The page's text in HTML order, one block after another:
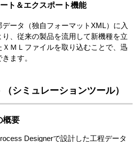
ト＆エクスポート機能
ータ（独自フォーマットXML）に入
、従来の製品を流用して新機種を立
ＭＬファイルを取り込むことで、迅
ます。
シミュレーションツール）
概要
Designerで設計した工程データ